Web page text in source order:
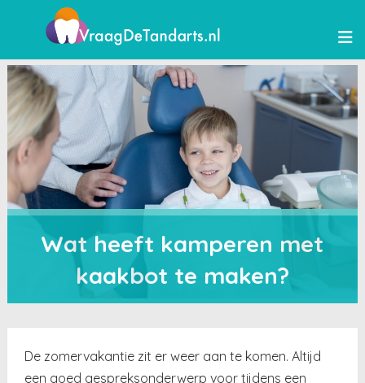
Wat heeft kamperen met
kaakbot te maken?
De zomervakantie zit er weer aan te komen. Altijd
een goed gespreksonderwerp voor tijdens een